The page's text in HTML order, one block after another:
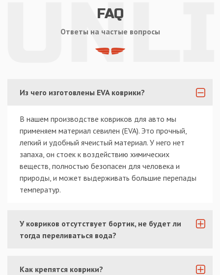
FAQ
Ответы на частые вопросы
Из чего изготовлены EVA коврики?
В нашем производстве ковриков для авто мы
применяем материал севилен (EVA). Это прочный,
легкий и удобный ячеистый материал. У него нет
запаха, он стоек к воздействию химических
веществ, полностью безопасен для человека и
природы, и может выдерживать большие перепады
температур.
У ковриков отсутствует бортик, не будет ли
тогда переливаться вода?
Как крепятся коврики?